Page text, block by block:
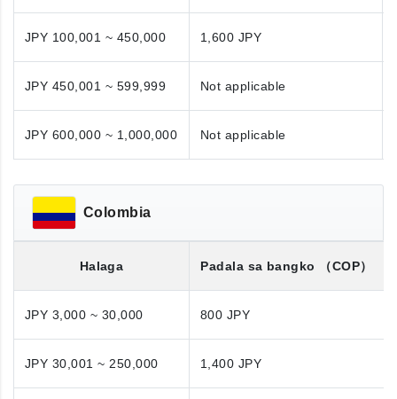
JPY 100,001 ~ 450,000 1,600 JPY
JPY 450,001 ~ 599,999 Not applicable
JPY 600,000 ~ 1,000,000 Not applicable
Colombia
Halaga Padala sa bangko （COP）
JPY 3,000 ~ 30,000 800 JPY
JPY 30,001 ~ 250,000 1,400 JPY